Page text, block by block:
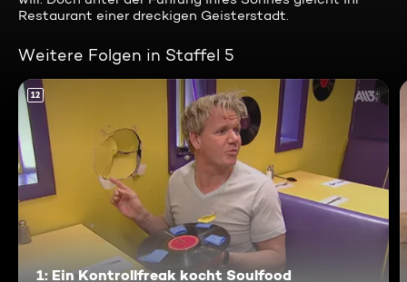
Restaurant einer dreckigen Geisterstadt.
Weitere Folgen in Staffel 5
12
1: Ein Kontrollfreak kocht Soulfood